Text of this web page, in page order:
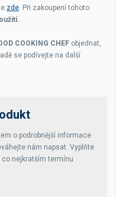
zde. Při zakoupení tohoto
COOKING CHEF objednat,
se podívejte na další
o podrobnější informace
nám napsat. Vyplňte
nejkratším termínu